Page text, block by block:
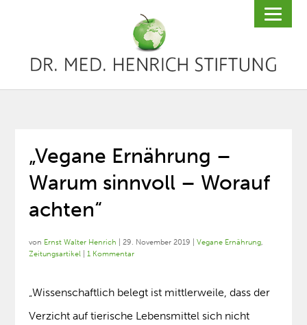
„Vegane Ernährung –
Warum sinnvoll – Worauf
achten“
von Ernst Walter Henrich |29. November 2019 |Vegane Ernährung,
Zeitungsartikel |1 Kommentar
„Wissenschaftlich belegt ist mittlerweile, dass der
Verzicht auf tierische Lebensmittel sich nicht